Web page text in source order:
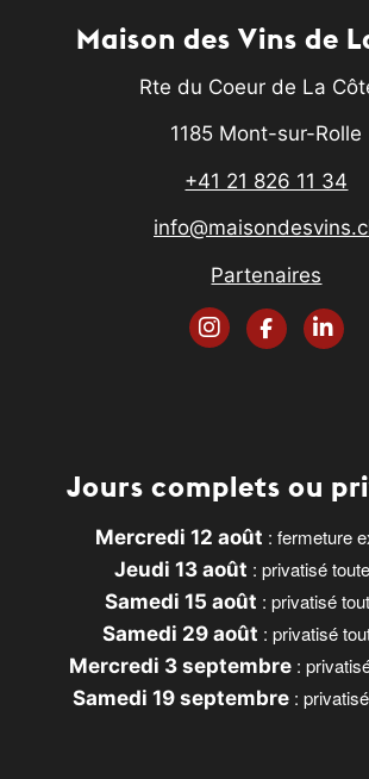
Maison des Vins de
Rte du Coeur de La
1185 Mont-sur-Rolle
+41 21 826 11 34
Partenaires
Jours complets ou
Mercredi 12 août : fermeture
Jeudi 13 août : privatisé
Samedi 15 août : privatisé
Samedi 29 août : privatisé
Mercredi 3 septembre :
Samedi 19 septembre: